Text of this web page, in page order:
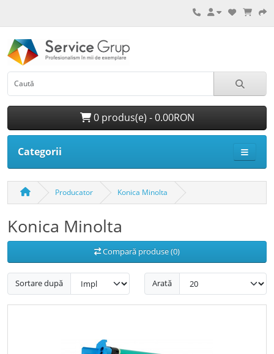
0 produs(e) - 0.00RON
Categorii
Producator Konica Minolta
Konica Minolta
Compară produse (0)
Sortare după Arată